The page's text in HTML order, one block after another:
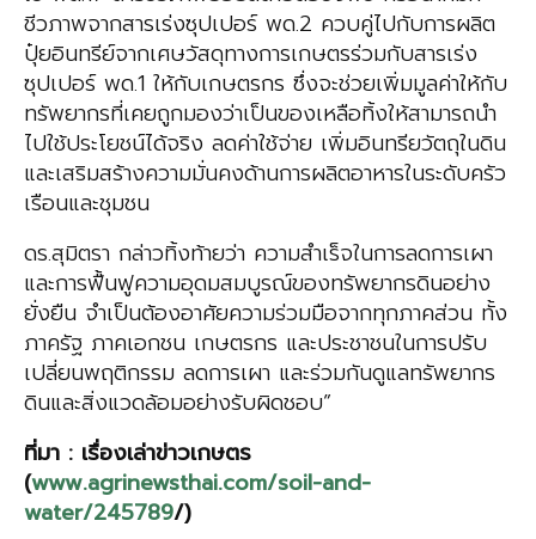
ชีวภาพจากสารเร่งซุปเปอร์ พด.2 ควบคู่ไปกับการผลิต
ปุ๋ยอินทรีย์จากเศษวัสดุทางการเกษตรร่วมกับสารเร่ง
ซุปเปอร์ พด.1 ให้กับเกษตรกร ซึ่งจะช่วยเพิ่มมูลค่าให้กับ
ทรัพยากรที่เคยถูกมองว่าเป็นของเหลือทิ้งให้สามารถนำ
ไปใช้ประโยชน์ได้จริง ลดค่าใช้จ่าย เพิ่มอินทรียวัตถุในดิน
และเสริมสร้างความมั่นคงด้านการผลิตอาหารในระดับครัว
เรือนและชุมชน
ดร.สุมิตรา กล่าวทิ้งท้ายว่า ความสำเร็จในการลดการเผา
และการฟื้นฟูความอุดมสมบูรณ์ของทรัพยากรดินอย่าง
ยั่งยืน จำเป็นต้องอาศัยความร่วมมือจากทุกภาคส่วน ทั้ง
ภาครัฐ ภาคเอกชน เกษตรกร และประชาชนในการปรับ
เปลี่ยนพฤติกรรม ลดการเผา และร่วมกันดูแลทรัพยากร
ดินและสิ่งแวดล้อมอย่างรับผิดชอบ”
ที่มา : เรื่องเล่าข่าวเกษตร
(www.agrinewsthai.com/soil-and-
water/245789/)